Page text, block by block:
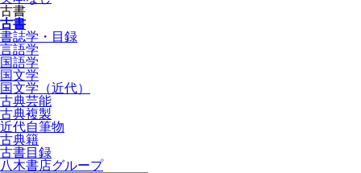
古書
古書
書誌学・目録
言語学
国語学
国文学
国文学（近代）
古典芸能
古典複製
近代自筆物
古典籍
古書目録
八木書店グループ